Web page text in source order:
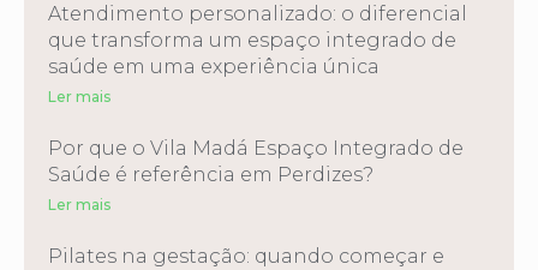
Atendimento personalizado: o diferencial
que transforma um espaço integrado de
saúde em uma experiência única
Ler mais
Por que o Vila Madá Espaço Integrado de
Saúde é referência em Perdizes?
Ler mais
Pilates na gestação: quando começar e